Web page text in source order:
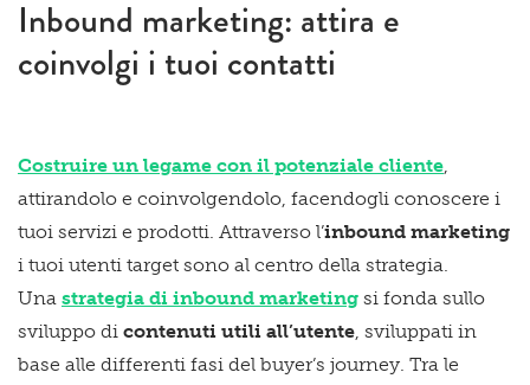
Inbound marketing: attira e
coinvolgi i tuoi contatti
Costruire un legame con il potenziale cliente,
attirandolo e coinvolgendolo, facendogli conoscere i
tuoi servizi e prodotti. Attraverso l’inbound marketing
i tuoi utenti target sono al centro della strategia.
Una strategia di inbound marketing si fonda sullo
sviluppo di contenuti utili all’utente, sviluppati in
base alle differenti fasi del buyer’s journey. Tra le